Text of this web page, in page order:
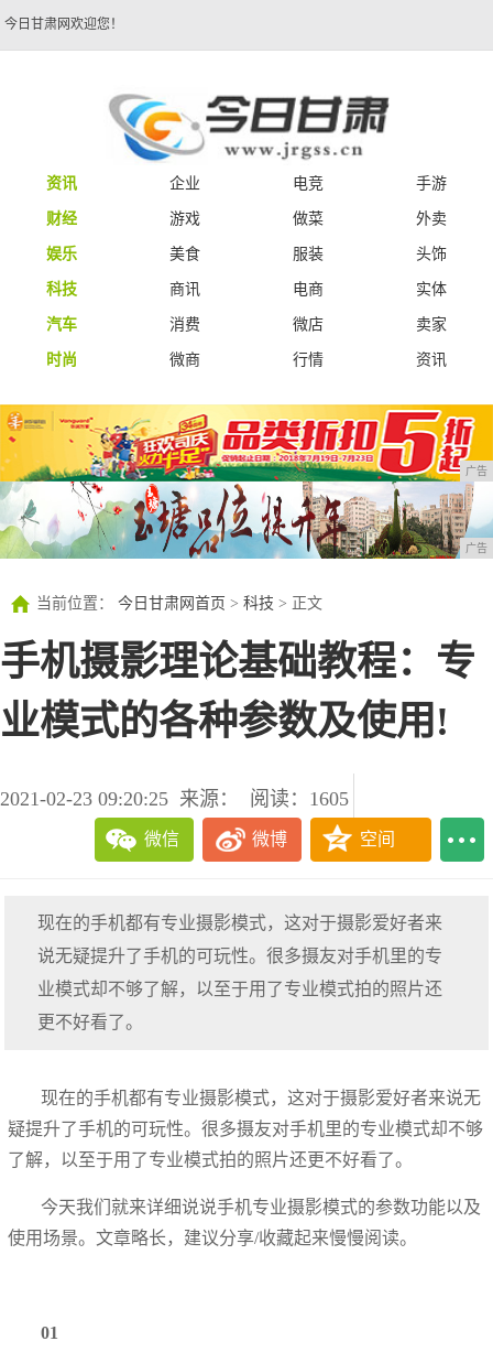
今日甘肃网欢迎您！
资讯 企业 电竞
手游
财经
游戏 做菜
外卖
娱乐
美食 服装
头饰
科技
商讯 电商
实体
汽车
消费 微店
卖家
时尚
微商 行情 资讯
广告
广告
当前位置： 今日甘肃网首页 > 科技 > 正文
手机摄影理论基础教程：专
业模式的各种参数及使用!
2021-02-23 09:20:25 来源： 阅读：1605
微信 微博 空间
现在的手机都有专业摄影模式，这对于摄影爱好者来
说无疑提升了手机的可玩性。很多摄友对手机里的专
业模式却不够了解，以至于用了专业模式拍的照片还
更不好看了。
现在的手机都有专业摄影模式，这对于摄影爱好者来说无
疑提升了手机的可玩性。很多摄友对手机里的专业模式却不够
了解，以至于用了专业模式拍的照片还更不好看了。
今天我们就来详细说说手机专业摄影模式的参数功能以及
使用场景。文章略长，建议分享/收藏起来慢慢阅读。
01